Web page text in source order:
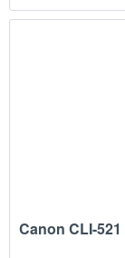
Canon CLI-